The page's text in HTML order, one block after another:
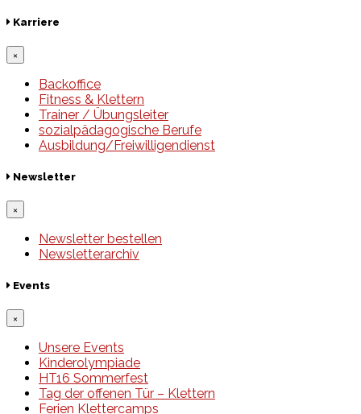
Karriere
×
Backoffice
Fitness & Klettern
Trainer / Übungsleiter
sozialpädagogische Berufe
Ausbildung/Freiwilligendienst
Newsletter
×
Newsletter bestellen
Newsletterarchiv
Events
×
Unsere Events
Kinderolympiade
HT16 Sommerfest
Tag der offenen Tür – Klettern
Ferien Klettercamps